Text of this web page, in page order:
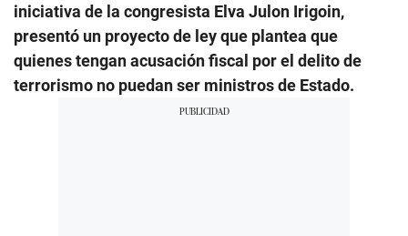
iniciativa de la congresista Elva Julon Irigoin,
presentó un proyecto de ley que plantea que
quienes tengan acusación fiscal por el delito de
terrorismo no puedan ser ministros de Estado.